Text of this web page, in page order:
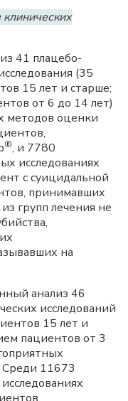
41 плацебо-
(35
15 лет и старше;
от 6 до 14 лет)
методов оценки
®, и 7780
исследованиях
с суицидальной
принимавших
групп лечения не
на
анализ 46
исследований
15 лет и
пациентов от 3
11673